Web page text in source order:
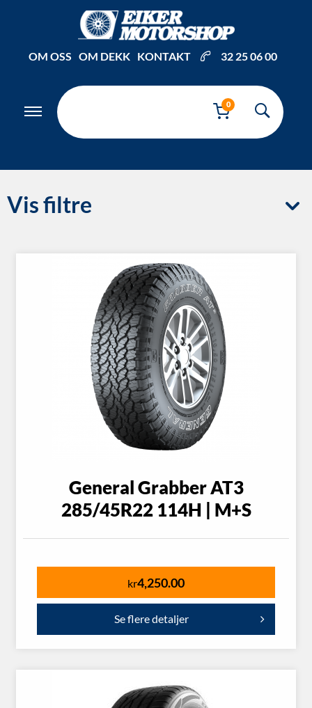
OM OSS OM DEKK KONTAKT 32 25 06 00
0
Vis filtre
General Grabber AT3
285/45R22 114H | M+S
kr4,250.00
Se flere detaljer